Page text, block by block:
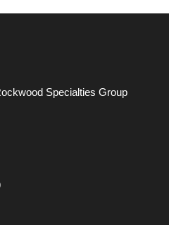
Specialties Group